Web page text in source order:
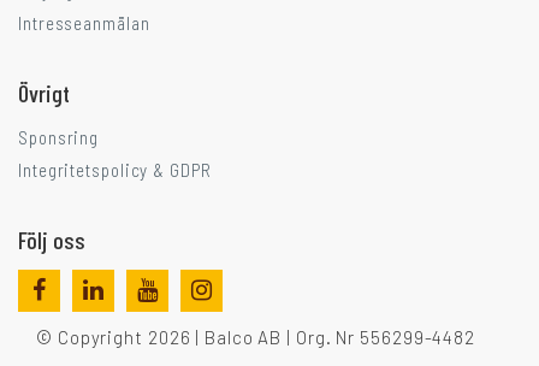
Intresseanmälan
Övrigt
Sponsring
Integritetspolicy & GDPR
Följ oss
© Copyright 2026 | Balco AB | Org. Nr 556299-4482